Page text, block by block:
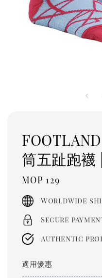
筒五趾跑襪
Regular
price
MOP 129
Worldwide
Secure
Authentic
適用優惠